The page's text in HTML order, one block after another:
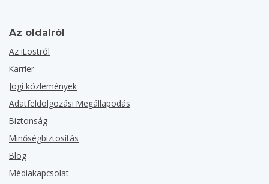
Az oldalról
Az iLostról
Karrier
Jogi közlemények
Adatfeldolgozási Megállapodás
Biztonság
Minőségbiztosítás
Blog
Médiakapcsolat